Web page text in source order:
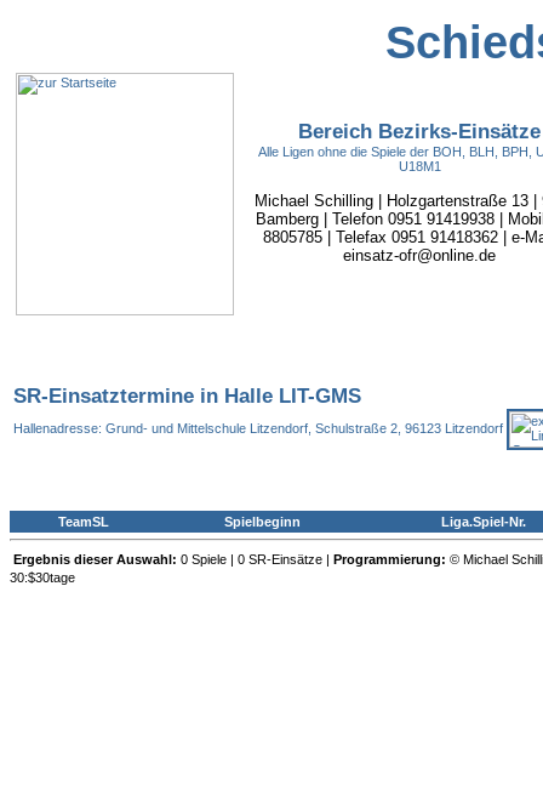
Bereich Bezirks-Einsätze
Alle Ligen ohne die Spiele der BOH, BLH, BPH,
U18M1
Michael Schilling | Holzgartenstraße 13 |
Bamberg | Telefon 0951 91419938 |
8805785 | Telefax 0951 91418362 | e-
einsatz-ofr@online.de
SR-Einsatztermine in Halle LIT-GMS
Hallenadresse: Grund- und Mittelschule Litzendorf, Schulstraße 2, 96123 Litzendorf
TeamSL Spielbeginn Liga.Spiel-Nr.
Ergebnis dieser Auswahl: 0 Spiele | 0 SR-Einsätze | Programmierung: © Michael
30:$30tage